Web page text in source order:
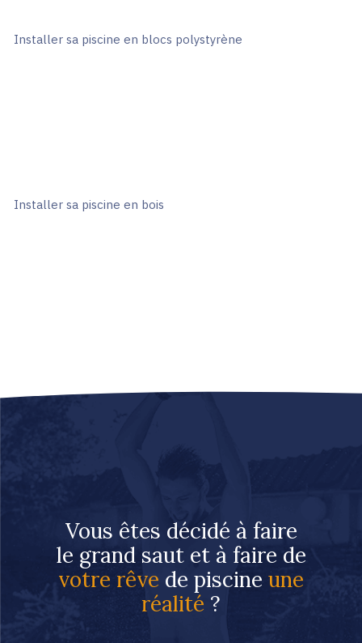
Installer sa piscine en blocs polystyrène
Installer sa piscine en bois
Vous êtes décidé à faire
le grand saut et à faire de
votre rêve de piscine une
réalité ?